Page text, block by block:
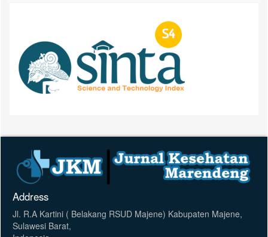
Address
Jl. R.A Kartini ( Belakang RSUD Majene) Kabupaten Majene,
Sulawesi Barat,